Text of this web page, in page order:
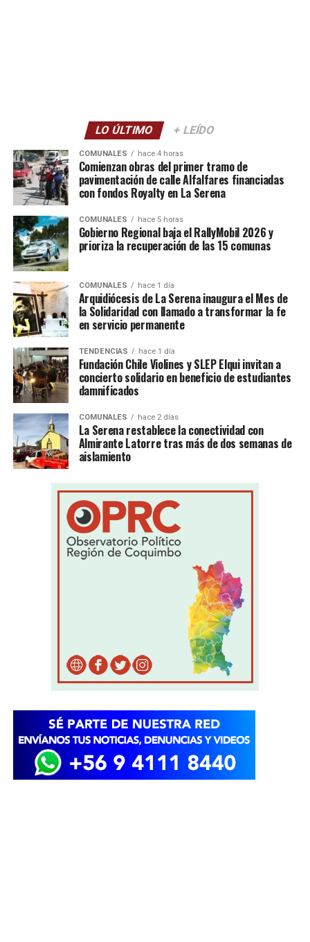
LO ÚLTIMO + LEÍDO
COMUNALES hace 4 horas
Comienzan obras del primer tramo de
pavimentación de calle Alfalfares financiadas
con fondos Royalty en La Serena
COMUNALES hace 5 horas
Gobierno Regional baja el RallyMobil 2026 y
prioriza la recuperación de las 15 comunas
COMUNALES hace 1 día
Arquidiócesis de La Serena inaugura el Mes de
la Solidaridad con llamado a transformar la fe
en servicio permanente
TENDENCIAS hace 1 día
Fundación Chile Violines y SLEP Elqui invitan a
concierto solidario en beneficio de estudiantes
damnificados
COMUNALES hace 2 días
La Serena restablece la conectividad con
Almirante Latorre tras más de dos semanas de
aislamiento